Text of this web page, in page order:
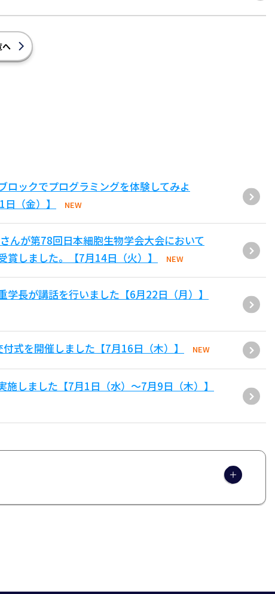
へ
ロックでプログラミングを体験してみよ
（金）】
NEW
んが第78回日本細胞生物学会大会において
賞しました。【7月14日（火）】
NEW
長が講話を行いました【6月22日（月）】
式を開催しました【7月16日（木）】 NEW
しました【7月1日（水）～7月9日（木）】